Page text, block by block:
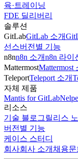
육·트레이닝
FDE 딜리버리
솔루션
GitLabGitLab 소개
선스버전별 기능
n8nn8n 소개n8n 라이
MattermostMattermost
TeleportTeleport 소개
자체 제품
Mantis for GitLab
리소스
기술 블로그 릴리스
버전별 기능
케이스 스터디
회사회사 소개 채용